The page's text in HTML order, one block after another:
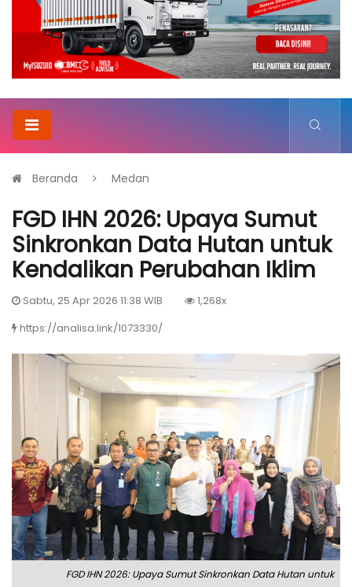
Beranda Medan
FGD IHN 2026: Upaya Sumut
Sinkronkan Data Hutan untuk
Kendalikan Perubahan Iklim
Sabtu, 25 Apr 2026 11:38 WIB
1,268x
https://analisa.link/1073330/
FGD IHN 2026: Upaya Sumut Sinkronkan Data Hutan untuk